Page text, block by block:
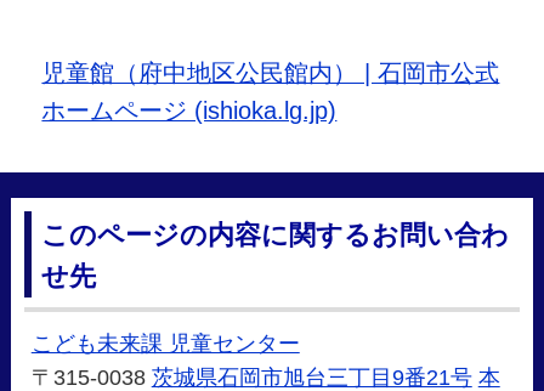
児童館（府中地区公民館内） | 石岡市公式
ホームページ (ishioka.lg.jp)
このページの内容に関するお問い合わ
せ先
こども未来課 児童センター
〒315-0038 茨城県石岡市旭台三丁目9番21号 本